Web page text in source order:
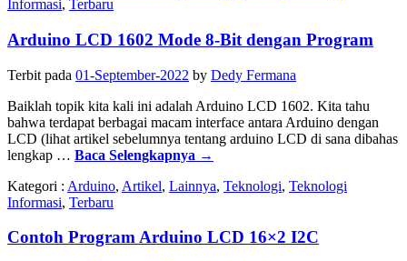
Informasi, Terbaru
Arduino LCD 1602 Mode 8-Bit dengan Program
Terbit pada 01-September-2022 by Dedy Fermana
Baiklah topik kita kali ini adalah Arduino LCD 1602. Kita tahu
bahwa terdapat berbagai macam interface antara Arduino dengan
LCD (lihat artikel sebelumnya tentang arduino LCD di sana dibahas
lengkap … Baca Selengkapnya →
Kategori : Arduino, Artikel, Lainnya, Teknologi, Teknologi
Informasi, Terbaru
Contoh Program Arduino LCD 16×2 I2C